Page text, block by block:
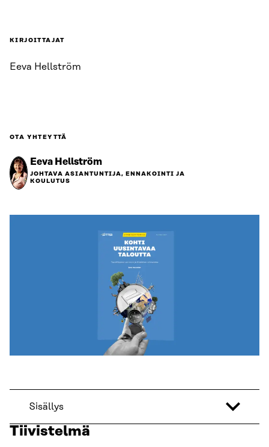
KIRJOITTAJAT
Eeva Hellström
OTA YHTEYTTÄ
Eeva Hellström
JOHTAVA ASIANTUNTIJA, ENNAKOINTI JA
KOULUTUS
Sisällys
Tiivistelmä